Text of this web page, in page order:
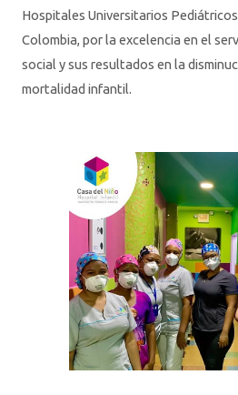
Hospitales Universitarios
Colombia, por la excelencia en el
social y sus resultados en la
mortalidad infantil.